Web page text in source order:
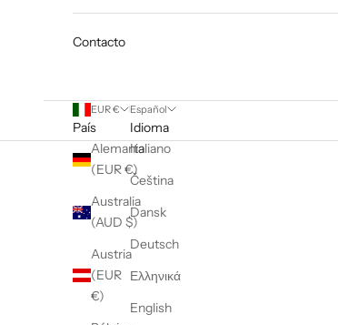
Contacto
EUR €
País
Alemania
(EUR €)
Australia
(AUD $)
Austria
(EUR
€)
Español
Idioma
Italiano
Čeština
Dansk
Deutsch
Ελληνικά
English